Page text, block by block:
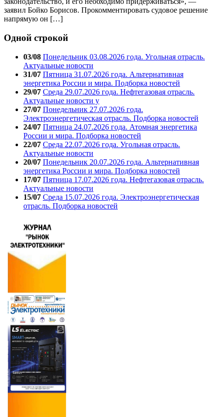
заявил Бойко Борисов. Прокомментировать судовое решение
напрямую он […]
Одной строкой
03/08 Понедельник 03.08.2026 года. Угольная отрасль.
Актуальные новости
31/07 Пятница 31.07.2026 года. Альтернативная
энергетика России и мира. Подборка новостей
29/07 Среда 29.07.2026 года. Нефтегазовая отрасль.
Актуальные новости у
27/07 Понедельник 27.07.2026 года.
Электроэнергетическая отрасль. Подборка новостей
24/07 Пятница 24.07.2026 года. Атомная энергетика
России и мира. Подборка новостей
22/07 Среда 22.07.2026 года. Угольная отрасль.
Актуальные новости
20/07 Понедельник 20.07.2026 года. Альтернативная
энергетика России и мира. Подборка новостей
17/07 Пятница 17.07.2026 года. Нефтегазовая отрасль.
Актуальные новости
15/07 Среда 15.07.2026 года. Электроэнергетическая
отрасль. Подборка новостей